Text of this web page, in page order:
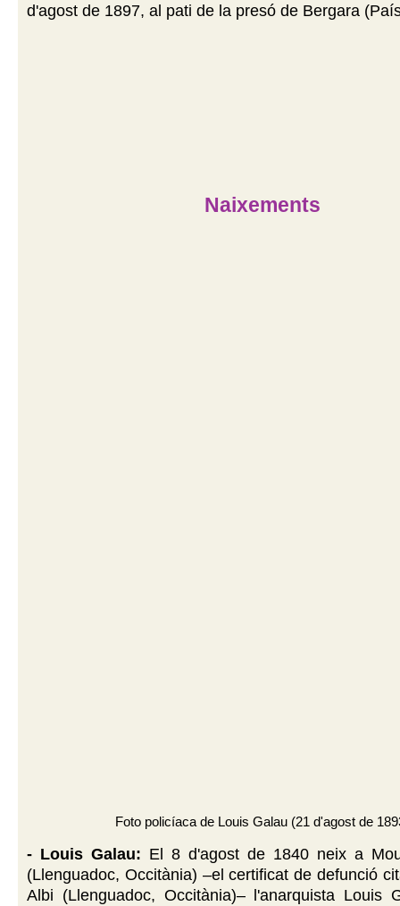
d'agost de 1897, al pati de la presó de Bergara
Naixements
Foto policíaca de Louis Galau (21 d'agost de
- Louis Galau: El 8 d'agost de 1840 neix a
(Llenguadoc, Occitània) –el certificat de defunció
Albi (Llenguadoc, Occitània)– l'anarquista Louis